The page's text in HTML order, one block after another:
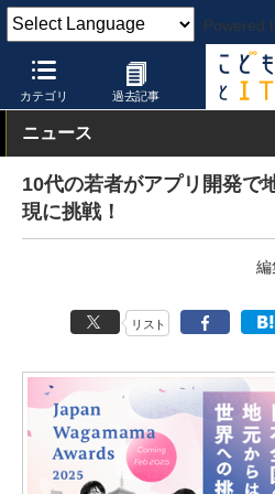
Powered
カテゴリ 過去記事
こどもとIT イベント・セミナー
ニュース
10代の若者がアプリ開発で
現に挑戦！
編
リスト